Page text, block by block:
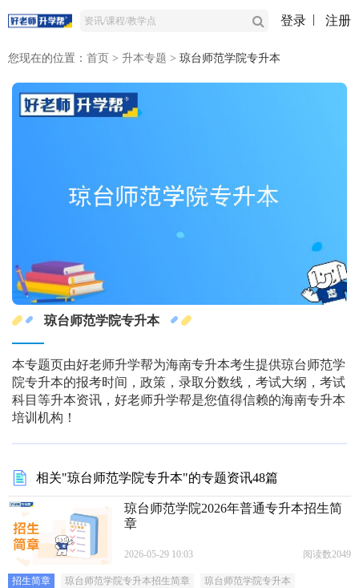
登录 注册
您现在的位置： 首页 > 升本专题 > 琼台师范学院专升本
琼台师范学院专升本
本专题页由好老师升学帮为海南专升本考生提供琼台师范学
院专升本的报考时间，政策，录取分数线，考试大纲，考试
科目等升本资讯，好老师升学帮是您值得信赖的海南专升本
培训机构！
相关"琼台师范学院专升本"的专题资讯48篇
琼台师范学院2026年普通专升本招生简
章
2026-05-29 10:03 阅读数2049
招生简章 琼台师范学院专升本招生简章 琼台师范学院专升本